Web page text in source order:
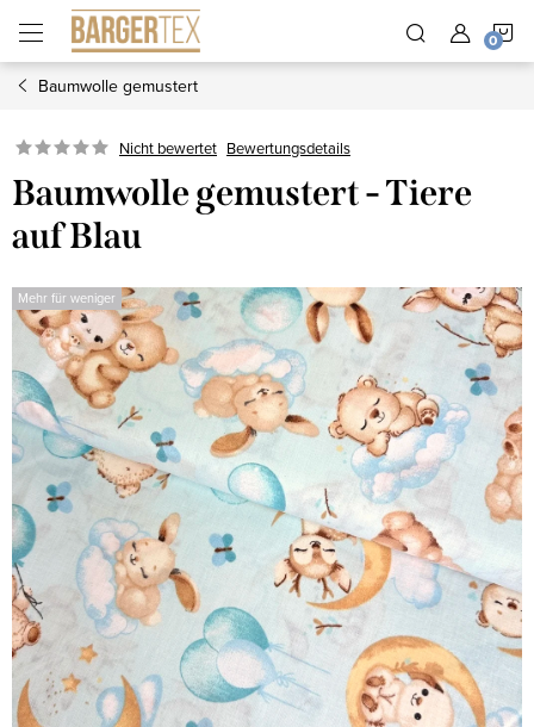
Inhalt
springen
Baumwolle gemustert
Nicht bewertet Bewertungsdetails
Baumwolle gemustert - Tiere
auf Blau
Mehr für weniger